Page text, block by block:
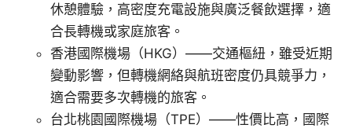
休憩體驗，高密度充電設施與廣泛餐飲選擇，適
合長轉機或家庭旅客。
香港國際機場（HKG）——交通樞紐，雖受近期
變動影響，但轉機網絡與航班密度仍具競爭力，
適合需要多次轉機的旅客。
台北桃園國際機場（TPE）——性價比高，國際